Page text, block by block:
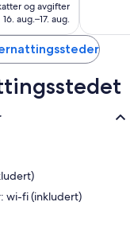
1 537 kr
og avgifter
16. aug.–17. aug.
wi-fi (inkludert)